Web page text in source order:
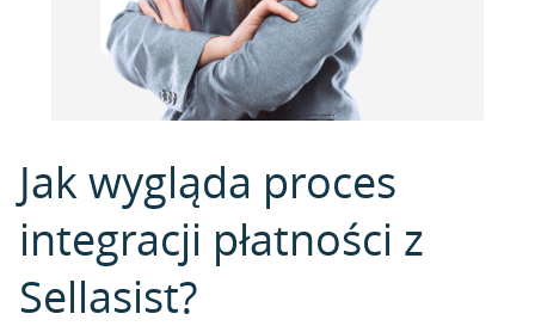
Jak wygląda proces
integracji płatności z
Sellasist?